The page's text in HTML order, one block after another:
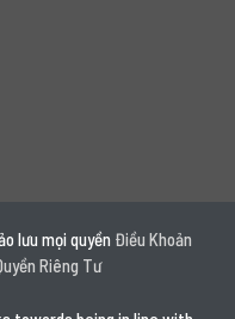
lưu mọi quyền Điều Khoản
Riêng Tư